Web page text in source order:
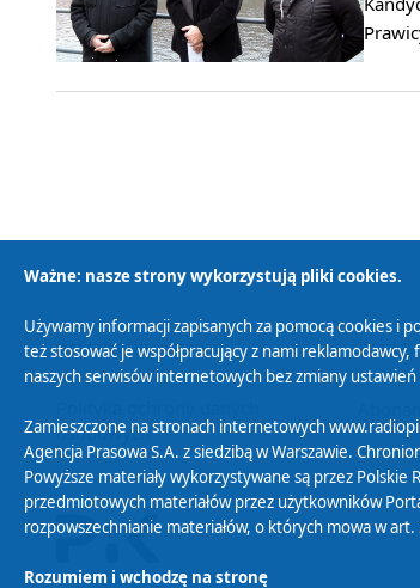
Polityka Prywatności
osobowych
Ważne: nasze strony wykorzystują pliki cookies.
Używamy informacji zapisanych za pomocą cookies i
też stosować je współpracujący z nami
naszych serwisów internetowych bez zmiany
Zamieszczone na stronach internetowych
Agencja Prasowa S.A. z siedzibą w Warszawie.
Powyższe materiały wykorzystywane są przez
przedmiotowych materiałów przez użytkowników
rozpowszechnianie materiałów, o których mowa w
Rozumiem i wchodzę na stronę